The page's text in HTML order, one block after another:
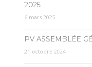
2025
6 mars 2025
PV ASSEMBLÉE
21 octobre 2024